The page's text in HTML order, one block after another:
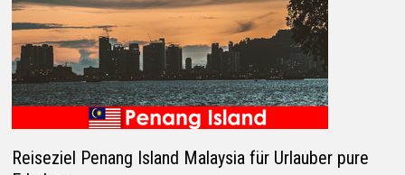
Reiseziel Penang Island Malaysia für Urlauber pure